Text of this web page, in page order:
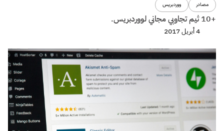
مصادر ووردبريس
+10 ثيم تجاوبي مجاني لووردبريس.
4 أبريل 2017